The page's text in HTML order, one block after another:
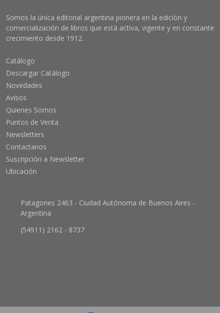
Somos la única editorial argentina pionera en la edición y
comercialización de libros que está activa, vigente y en constante
crecimiento desde 1912.
Catálogo
Descargar Catálogo
Novedades
Avisos
Quienes Somos
Puntos de Venta
Newsletters
Contactanos
Suscripción a Newsletter
Ubicación
Patagones 2463 - Ciudad Autónoma de Buenos Aires -
Argentina
(54911) 2162 - 8737